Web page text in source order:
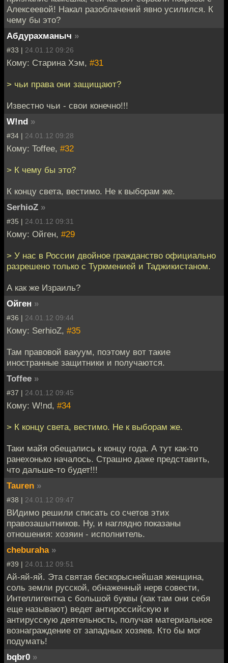
Алексеевой! Накал разоблачений явно усилился. К
чему бы это?
Абдурахманыч »
#33 | 24.01.12 09:26
Кому: Старина Хэм, #31
> чьи права они защищают?
Известно чьи - свои конечно!!!
W!nd »
#34 | 24.01.12 09:28
Кому: Toffee, #32
> К чему бы это?
К концу света, вестимо. Не к выборам же.
SerhioZ »
#35 | 24.01.12 09:31
Кому: Ойген, #29
> У нас в России двойное гражданство официально
разрешено только с Туркменией и Таджикистаном.
А как же Израиль?
Ойген »
#36 | 24.01.12 09:44
Кому: SerhioZ, #35
Там правовой вакуум, поэтому вот такие
иностранные защитники и получаются.
Toffee »
#37 | 24.01.12 09:45
Кому: W!nd, #34
> К концу света, вестимо. Не к выборам же.
Таки майя обещались к концу года. А тут как-то
ранехонько началось. Страшно даже представить,
что дальше-то будет!!!
Tauren »
#38 | 24.01.12 09:47
ВИдимо решили списать со счетов этих
правозашытников. Ну, и наглядно показаны
отношения: хозяин - исполнитель.
cheburaha »
#39 | 24.01.12 09:51
Ай-яй-яй. Эта святая бескорыснейшая женщина,
соль земли русской, обнаженный нерв совести,
Интеллигентка с большой буквы (как там они себя
еще называют) ведет антироссийскую и
антирусскую деятельность, получая материальное
вознаграждение от западных хозяев. Кто бы мог
подумать!
bqbr0 »